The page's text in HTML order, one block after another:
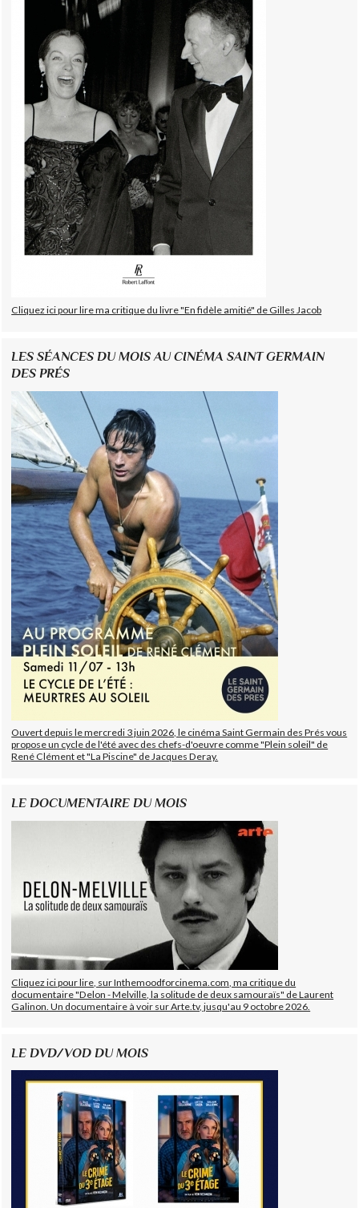
Cliquez ici pour lire ma critique du livre "En fidèle amitié" de Gilles Jacob
LES SÉANCES DU MOIS AU CINÉMA SAINT GERMAIN
DES PRÉS
Ouvert depuis le mercredi 3 juin 2026, le cinéma Saint Germain des Prés vous
propose un cycle de l'été avec des chefs-d'oeuvre comme "Plein soleil" de
René Clément et "La Piscine" de Jacques Deray.
LE DOCUMENTAIRE DU MOIS
Cliquez ici pour lire, sur Inthemoodforcinema.com, ma critique du
documentaire "Delon - Melville, la solitude de deux samouraïs" de Laurent
Galinon. Un documentaire à voir sur Arte.tv, jusqu'au 9 octobre 2026.
LE DVD/VOD DU MOIS